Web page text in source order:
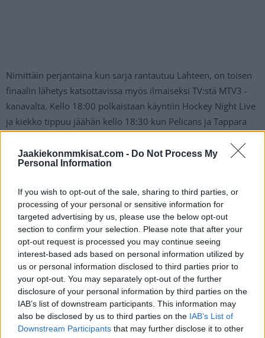
Jaakiekonmmkisat.com - Do Not Process My
Personal Information
If you wish to opt-out of the sale, sharing to third parties, or
processing of your personal or sensitive information for
targeted advertising by us, please use the below opt-out
section to confirm your selection. Please note that after your
opt-out request is processed you may continue seeing
interest-based ads based on personal information utilized by
us or personal information disclosed to third parties prior to
your opt-out. You may separately opt-out of the further
disclosure of your personal information by third parties on the
IAB’s list of downstream participants. This information may
also be disclosed by us to third parties on the IAB’s List of
Downstream Participants that may further disclose it to other
Nimittäin perjantaina kun sarja rantautuu Lahteen, on toisen
finaalin lähetys katsottavissa myös ilmaiseksi TV:stä MTV3 -
kanavalta. Kello 18:00 polkaistaan käyntiin Hockey Night Live
ja kiekko tippuu jäähän kello 18:30 kun Pelicans ja Tappara
Kauden 2022-23 mestari on selvillä viimeistään vapun jälkeen
Edellinen artikkeli
Kuka saa huippulupaus Connor
Seuraava artikkeli
Leijonille ensimmäinen NHL-